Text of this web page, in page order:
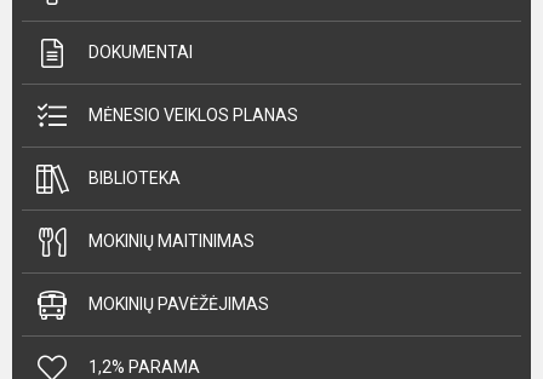
DOKUMENTAI
MĖNESIO VEIKLOS PLANAS
BIBLIOTEKA
MOKINIŲ MAITINIMAS
MOKINIŲ PAVĖŽĖJIMAS
1,2% PARAMA